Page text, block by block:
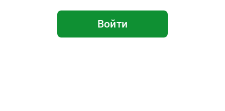
Войти